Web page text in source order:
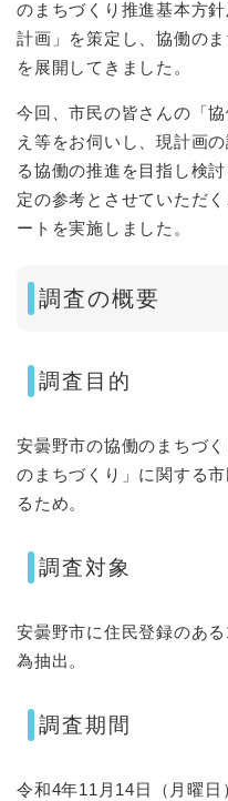
のまちづくり推進基本方
計画」を策定し、協働の
を展開してきました。
今回、市民の皆さんの「
え等をお伺いし、現計画
る協働の推進を目指し検
定の参考とさせていただ
ートを実施しました。
調査の概要
調査目的
安曇野市の協働のまちづ
のまちづくり」に関する
るため。
調査対象
安曇野市に住民登録のあ
為抽出。
調査期間
令和4年11月14日（月曜